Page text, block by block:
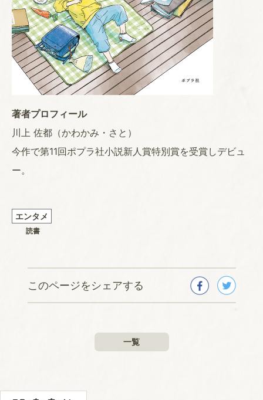
著者プロフィール
川上 佐都（かわかみ・さと）
今作で第11回ポプラ社小説新人賞特別賞を受賞しデビュ
ー。
エンタメ
読書
このページをシェアする
一覧